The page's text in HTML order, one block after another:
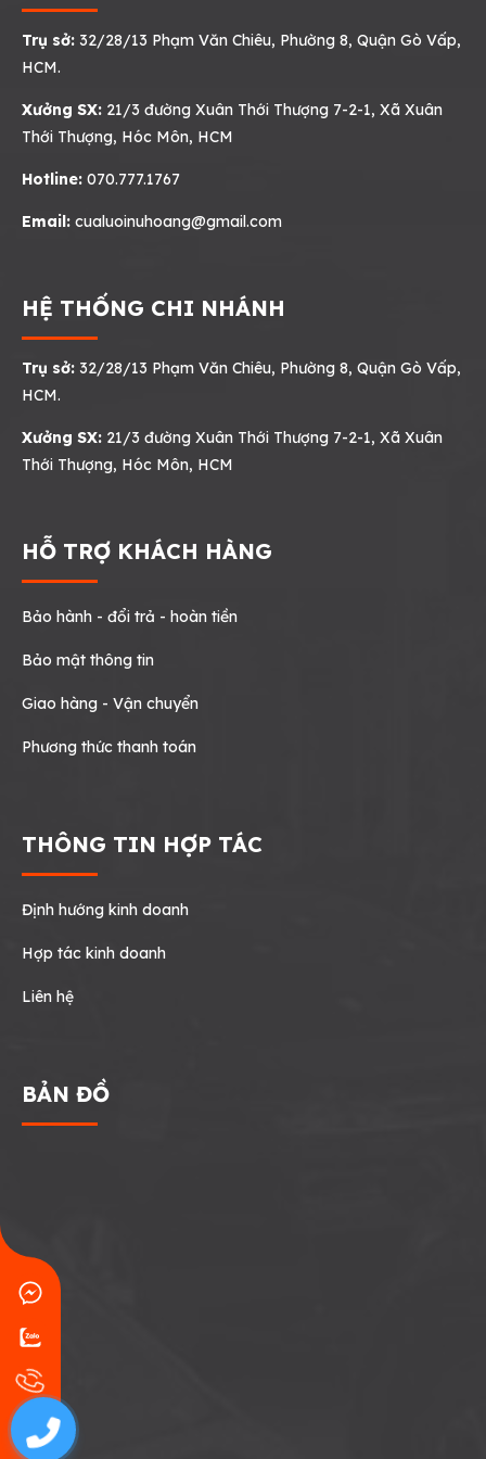
Trụ sở: 32/28/13 Phạm Văn Chiêu, Phường 8, Quận Gò Vấp,
HCM.
Xưởng SX: 21/3 đường Xuân Thới Thượng 7-2-1, Xã Xuân
Thới Thượng, Hóc Môn, HCM
Hotline: 070.777.1767
Email: cualuoinuhoang@gmail.com
HỆ THỐNG CHI NHÁNH
Trụ sở: 32/28/13 Phạm Văn Chiêu, Phường 8, Quận Gò Vấp,
HCM.
Xưởng SX: 21/3 đường Xuân Thới Thượng 7-2-1, Xã Xuân
Thới Thượng, Hóc Môn, HCM
HỖ TRỢ KHÁCH HÀNG
Bảo hành - đổi trả - hoàn tiền
Bảo mật thông tin
Giao hàng - Vận chuyển
Phương thức thanh toán
THÔNG TIN HỢP TÁC
Định hướng kinh doanh
Hợp tác kinh doanh
Liên hệ
BẢN ĐỒ
0707771767